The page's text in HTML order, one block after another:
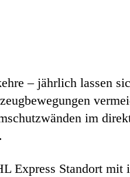
– jährlich lassen
im
Express Standort